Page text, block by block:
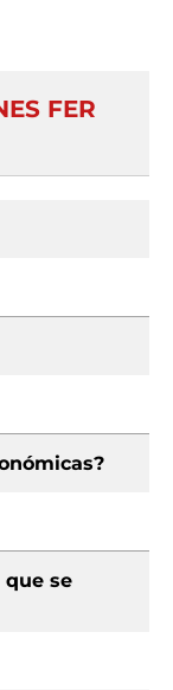
FER
que se